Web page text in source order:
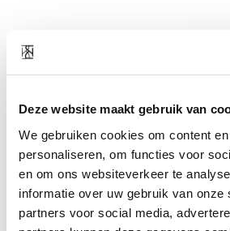
Deze website maakt gebruik van
We gebruiken cookies om content
personaliseren, om functies voor
en om ons websiteverkeer te
informatie over uw gebruik van onze
partners voor social media,
Pinkey Ring
42EUR